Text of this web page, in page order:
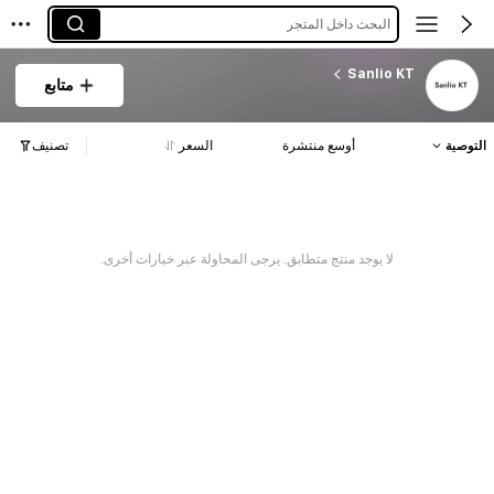
البحث داخل المتجر
Sanlio KT
متابع
التوصية أوسع منتشرة السعر تصنيف
لا يوجد منتج متطابق. يرجى المحاولة عبر خيارات أخرى.